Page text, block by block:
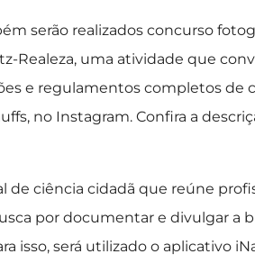
serão realizados concurso
Realeza, uma atividade que
e regulamentos completos de
no Instagram. Confira a
ciência cidadã que reúne
por documentar e divulgar a
isso, será utilizado o aplicativo